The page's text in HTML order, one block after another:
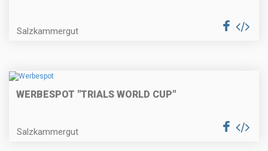
Salzkammergut
WERBESPOT "TRIALS WORLD CUP"
Salzkammergut